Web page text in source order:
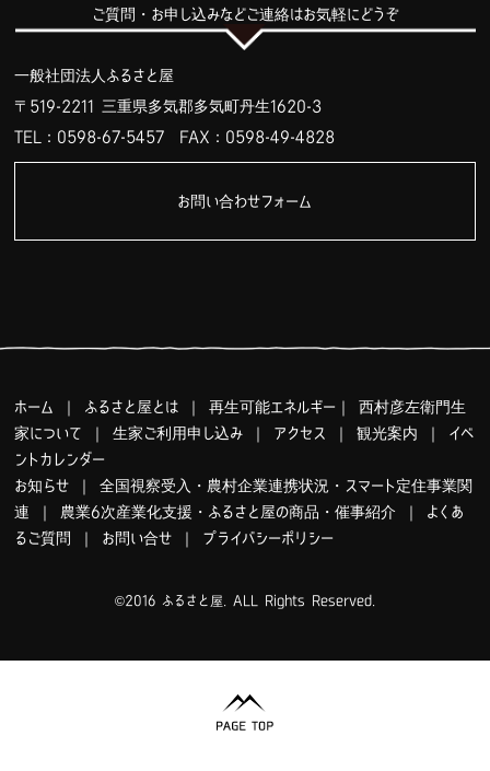
ご質問・お申し込みなどご連絡はお気軽にどうぞ
一般社団法人ふるさと屋
〒519-2211 三重県多気郡多気町丹生1620-3
TEL：0598-67-5457 FAX：0598-49-4828
お問い合わせフォーム
ホーム ふるさと屋とは ｜再生可能エネルギー ｜西村彦左衛門生
家について
｜生家ご利用申し込み アクセス ｜観光案内
イベ
ントカレンダー
お知らせ ｜全国視察受入・農村企業連携状況・スマート定住事業関
連
農業6次産業化支援・ふるさと屋の商品・催事紹介
よくあ
るご質問
お問い合せ プライバシーポリシー
©2016 ふるさと屋. ALL Rights Reserved.